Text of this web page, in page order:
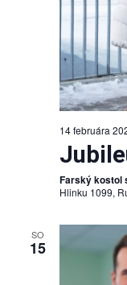
14 februára
Farský kostol
Hlinku 1099,
SO
15